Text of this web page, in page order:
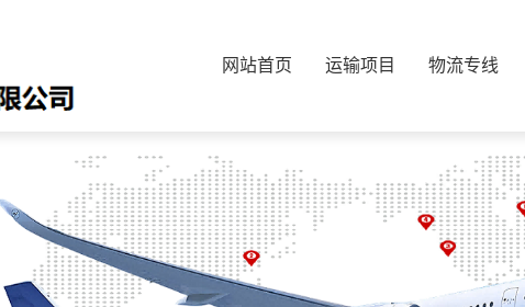
网站首页 运输项目 物流专线